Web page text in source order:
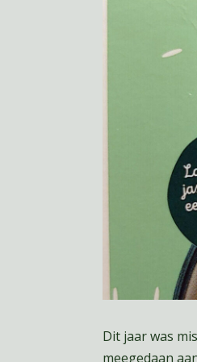
Dit jaar was
meegedaan